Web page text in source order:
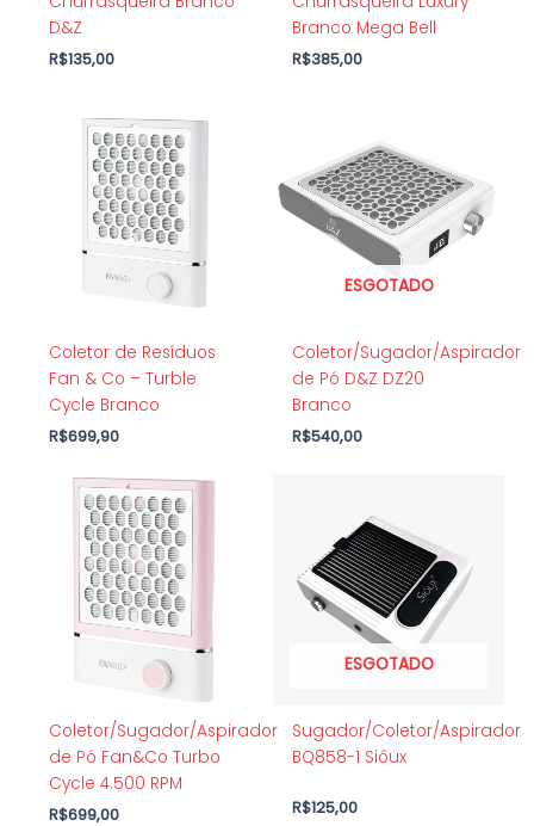
D&Z
R$135,00
Branco Mega Bell
R$385,00
Coletor de Resíduos
Fan & Co – Turble
Cycle Branco
R$699,90
ESGOTADO
Coletor/Sugador/Aspirador
de Pó D&Z DZ20
Branco
R$540,00
Coletor/Sugador/Aspirador
de Pó Fan&Co Turbo
Cycle 4.500 RPM
R$699,00
ESGOTADO
Sugador/Coletor/Aspirador
BQ858-1 Siôux
R$125,00